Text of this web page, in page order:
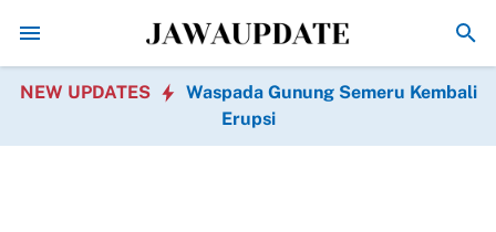
Fotografer Ponorogo Diduga Rekam MUA di
NEW UPDATES
Waspada Gunung Semeru Kembali
Erupsi